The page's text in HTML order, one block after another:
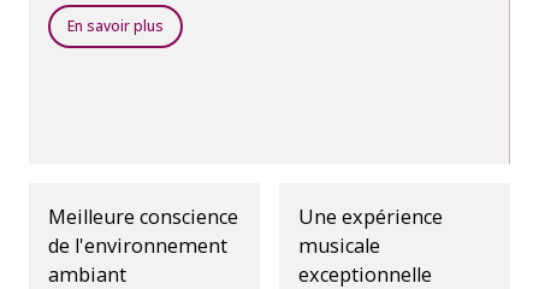
Bluetooth rend tout cela possible.
En savoir plus
Meilleure conscience
de l'environnement
ambiant
Une expérience
musicale
exceptionnelle